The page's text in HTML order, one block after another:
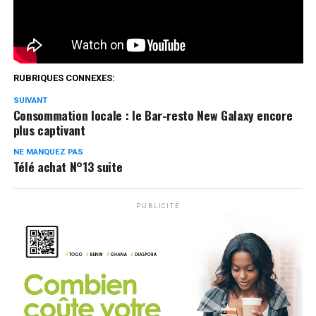
RUBRIQUES CONNEXES:
SUIVANT
Consommation locale : le Bar-resto New Galaxy encore
plus captivant
NE MANQUEZ PAS
Télé achat N°13 suite
PUBLICITÉ